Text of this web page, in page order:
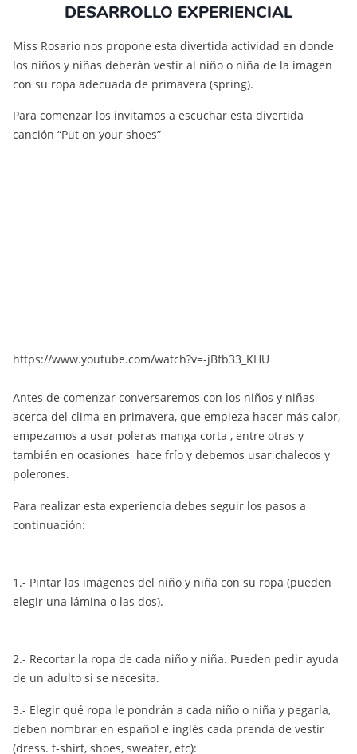
DESARROLLO EXPERIENCIAL
Miss Rosario nos propone esta divertida actividad en donde
los niños y niñas deberán vestir al niño o niña de la imagen
con su ropa adecuada de primavera (spring).
Para comenzar los invitamos a escuchar esta divertida
canción “Put on your shoes”
https://www.youtube.com/watch?v=-jBfb33_KHU
Antes de comenzar conversaremos con los niños y niñas
acerca del clima en primavera, que empieza hacer más calor,
empezamos a usar poleras manga corta , entre otras y
también en ocasiones hace frío y debemos usar chalecos y
polerones.
Para realizar esta experiencia debes seguir los pasos a
continuación:
1.- Pintar las imágenes del niño y niña con su ropa (pueden
elegir una lámina o las dos).
2.- Recortar la ropa de cada niño y niña. Pueden pedir ayuda
de un adulto si se necesita.
3.- Elegir qué ropa le pondrán a cada niño o niña y pegarla,
deben nombrar en español e inglés cada prenda de vestir
(dress. t-shirt, shoes, sweater, etc):